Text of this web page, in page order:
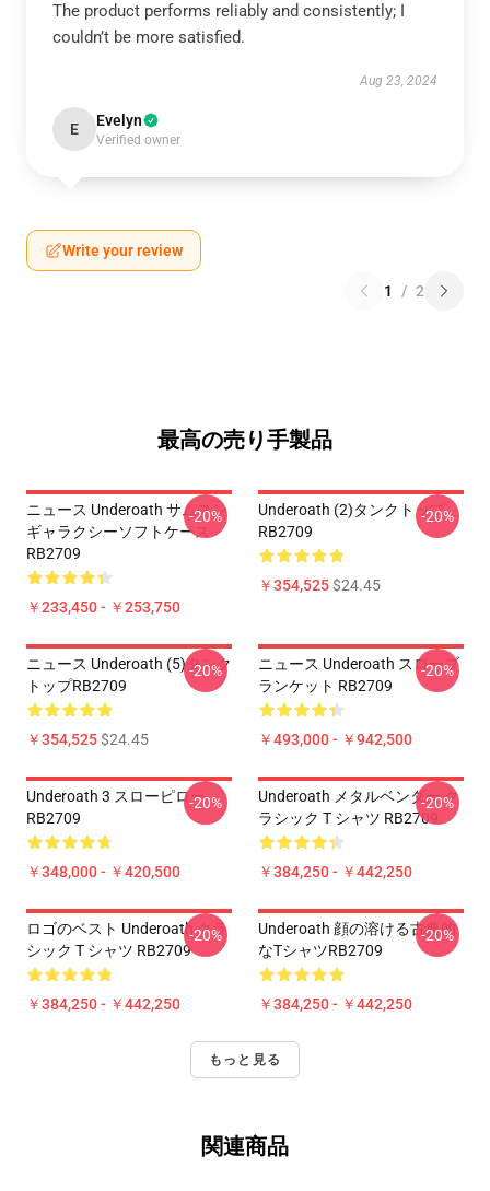
The product performs reliably and consistently; I
couldn’t be more satisfied.
Aug 23, 2024
E Evelyn
Verified owner
Write your review
1 / 2
最高の売り手製品
ニュース Underoath サムスン
ギャラクシーソフトケース
RB2709
￥233,450 - ￥253,750
-20%
Underoath (2)タンクトップ
RB2709
￥354,525$24.45
-20%
ニュース Underoath (5)タンク
トップRB2709
￥354,525$24.45
-20%
ニュース Underoath スローブ
ランケット RB2709
￥493,000 - ￥942,500
-20%
Underoath 3 スローピロー
RB2709
￥348,000 - ￥420,500
-20%
Underoath メタルベンダー ク
ラシック T シャツ RB2709
￥384,250 - ￥442,250
-20%
ロゴのベスト Underoath クラ
シック T シャツ RB2709
￥384,250 - ￥442,250
-20%
Underoath 顔の溶ける古典的
なTシャツRB2709
￥384,250 - ￥442,250
-20%
もっと見る
関連商品